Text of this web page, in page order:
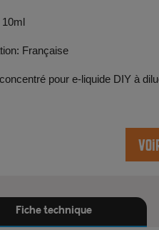
10ml
Française
pour e-liquide DIY à
Fiche technique